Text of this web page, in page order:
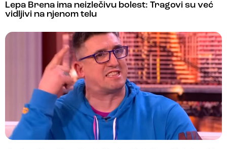
Lepa Brena ima neizlečivu bolest: Tragovi su već
vidljivi na njenom telu